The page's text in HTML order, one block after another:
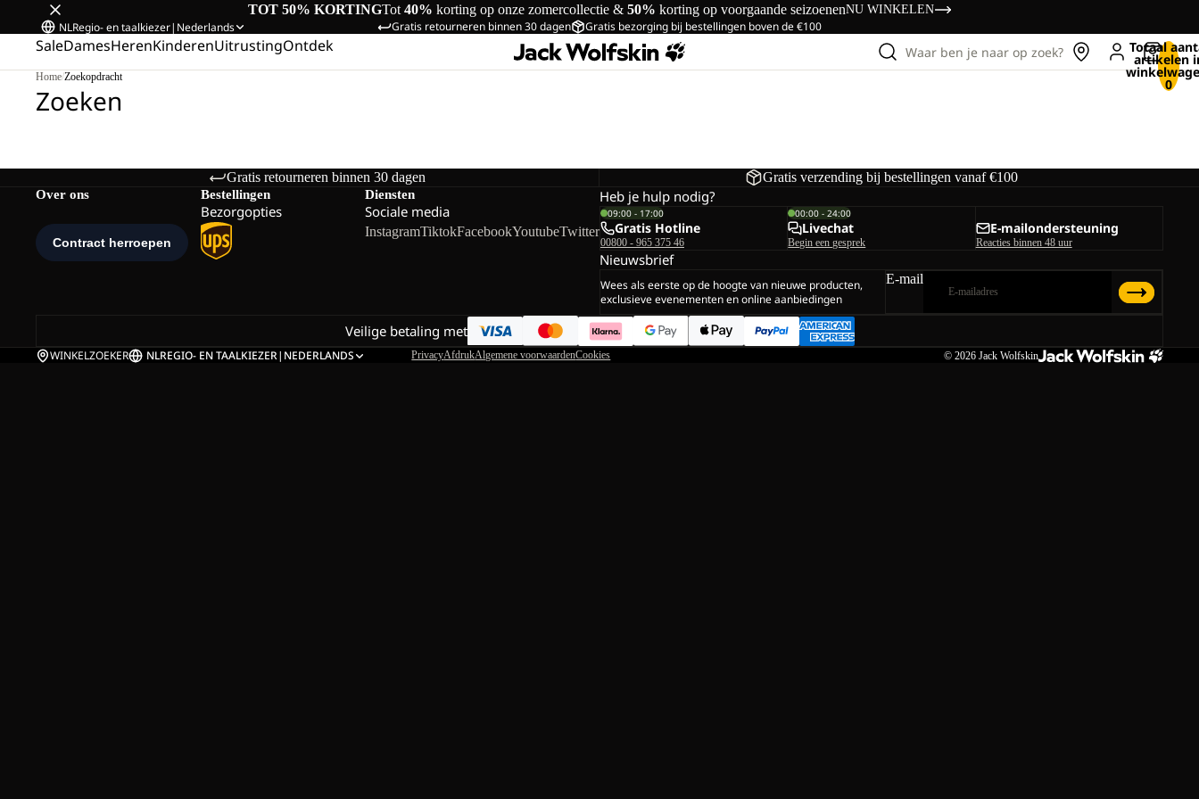
TOT 50% KORTINGTot 40% korting op onze zomercollectie & 50% korting op voorgaande seizoenenNU WINKELEN
Gratis retourneren binnen 30 dagen Gratis bezorging bij bestellingen boven de €100
NLRegio- en taalkiezer| Nederlands
SaleDamesHerenKinderenUitrustingOntdek Waar ben je naar op zoek? Totaal
artikelen
0
Home/Zoekopdracht
Zoeken
Gratis retourneren binnen 30 dagen Gratis verzending bij bestellingen vanaf €100
Over ons Bestellingen
Bezorgopties
Diensten
Sociale media
InstagramTiktokFacebookYoutubeTwitter
Heb je hulp nodig?
09:00 - 17:00
Gratis Hotline
00800 - 965 375 46
00:00 - 24:00
Livechat
Begin een gesprek
E-mailondersteuning
Reacties binnen 48 uur
Nieuwsbrief
Wees als eerste op de hoogte van nieuwe producten,
exclusieve evenementen en online aanbiedingen
E-mail
Veilige betaling met
WINKELZOEKER NLREGIO- EN TAALKIEZER| NEDERLANDS PrivacyAfdrukAlgemene voorwaardenCookies © 2026 Jack Wolfskin